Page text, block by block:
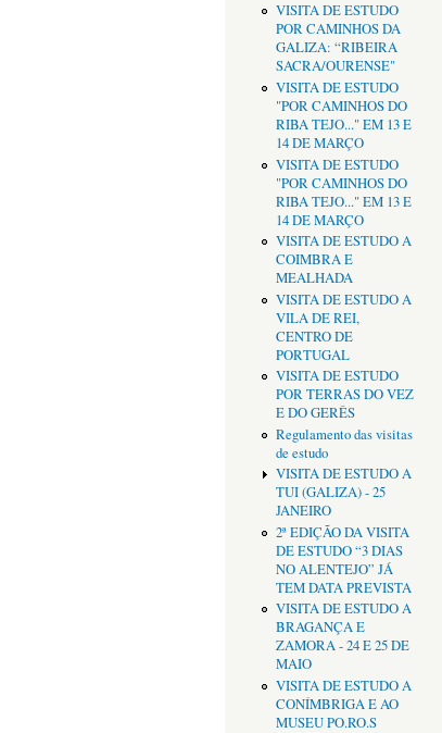
VISITA DE ESTUDO
POR CAMINHOS DA
GALIZA: “RIBEIRA
SACRA/OURENSE"
VISITA DE ESTUDO
"POR CAMINHOS DO
RIBA TEJO..." EM 13 E
14 DE MARÇO
VISITA DE ESTUDO
"POR CAMINHOS DO
RIBA TEJO..." EM 13 E
14 DE MARÇO
VISITA DE ESTUDO A
COIMBRA E
MEALHADA
VISITA DE ESTUDO A
VILA DE REI,
CENTRO DE
PORTUGAL
VISITA DE ESTUDO
POR TERRAS DO VEZ
E DO GERÊS
Regulamento das visitas
de estudo
VISITA DE ESTUDO A
TUI (GALIZA) - 25
JANEIRO
2ª EDIÇÃO DA VISITA
DE ESTUDO “3 DIAS
NO ALENTEJO” JÁ
TEM DATA PREVISTA
VISITA DE ESTUDO A
BRAGANÇA E
ZAMORA - 24 E 25 DE
MAIO
VISITA DE ESTUDO A
CONÍMBRIGA E AO
MUSEU PO.RO.S